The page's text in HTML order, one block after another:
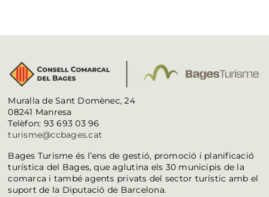
Muralla de Sant Domènec, 24
08241 Manresa
Telèfon: 93 693 03 96
turisme@ccbages.cat
Bages Turisme és l’ens de gestió, promoció i planificació
turística del Bages, que aglutina els 30 municipis de la
comarca i també agents privats del sector turístic amb el
suport de la Diputació de Barcelona.